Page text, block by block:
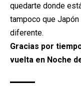
quedarte donde
tampoco que
diferente.
Gracias por
vuelta en Noche